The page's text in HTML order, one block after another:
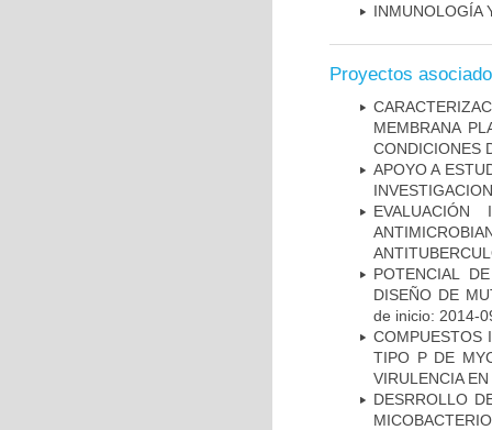
INMUNOLOGÍA
Proyectos
MEMBRANA
CONDICIONES
APOYO A
POTENCIAL
DISEÑO DE
de inicio: 2014-
COMPUESTOS
TIPO P DE
VIRULENCIA
DESRROLLO